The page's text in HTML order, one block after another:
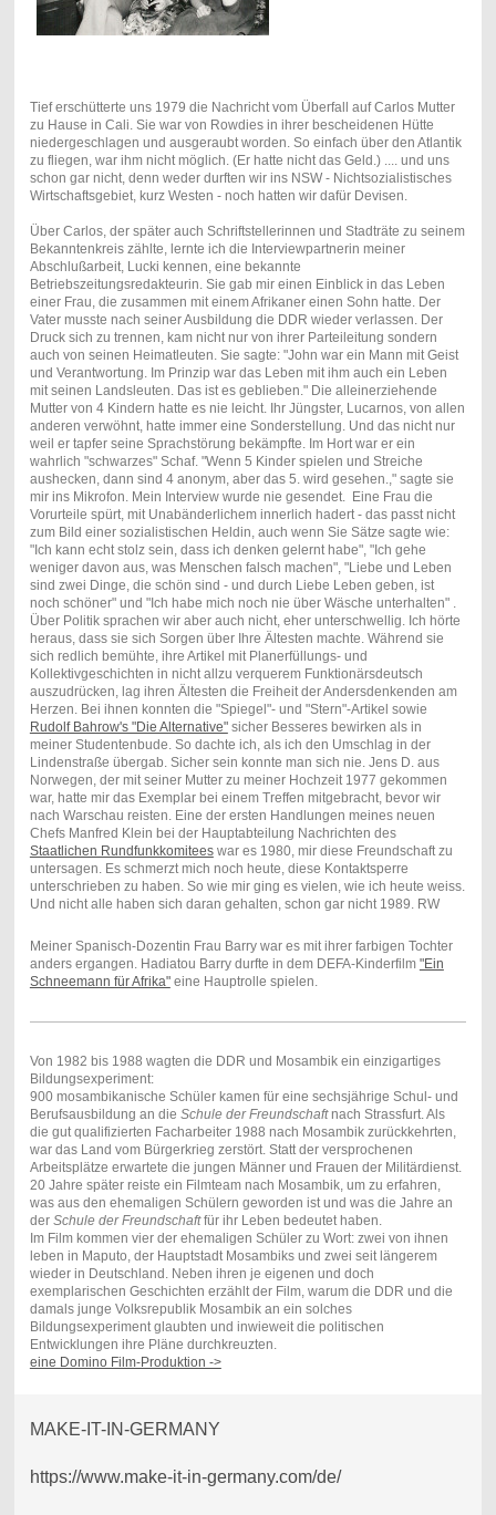
Tief erschütterte uns 1979 die Nachricht vom Überfall auf Carlos Mutter
zu Hause in Cali. Sie war von Rowdies in ihrer bescheidenen Hütte
niedergeschlagen und ausgeraubt worden. So einfach über den Atlantik
zu fliegen, war ihm nicht möglich. (Er hatte nicht das Geld.) .... und uns
schon gar nicht, denn weder durften wir ins NSW - Nichtsozialistisches
Wirtschaftsgebiet, kurz Westen - noch hatten wir dafür Devisen.
Über Carlos, der später auch Schriftstellerinnen und Stadträte zu seinem
Bekanntenkreis zählte, lernte ich die Interviewpartnerin meiner
Abschlußarbeit, Lucki kennen, eine bekannte
Betriebszeitungsredakteurin. Sie gab mir einen Einblick in das Leben
einer Frau, die zusammen mit einem Afrikaner einen Sohn hatte. Der
Vater musste nach seiner Ausbildung die DDR wieder verlassen. Der
Druck sich zu trennen, kam nicht nur von ihrer Parteileitung sondern
auch von seinen Heimatleuten. Sie sagte: "John war ein Mann mit Geist
und Verantwortung. Im Prinzip war das Leben mit ihm auch ein Leben
mit seinen Landsleuten. Das ist es geblieben." Die alleinerziehende
Mutter von 4 Kindern hatte es nie leicht. Ihr Jüngster, Lucarnos, von allen
anderen verwöhnt, hatte immer eine Sonderstellung. Und das nicht nur
weil er tapfer seine Sprachstörung bekämpfte. Im Hort war er ein
wahrlich "schwarzes" Schaf. "Wenn 5 Kinder spielen und Streiche
aushecken, dann sind 4 anonym, aber das 5. wird gesehen.," sagte sie
mir ins Mikrofon. Mein Interview wurde nie gesendet. Eine Frau die
Vorurteile spürt, mit Unabänderlichem innerlich hadert - das passt nicht
zum Bild einer sozialistischen Heldin, auch wenn Sie Sätze sagte wie:
"Ich kann echt stolz sein, dass ich denken gelernt habe", "Ich gehe
weniger davon aus, was Menschen falsch machen", "Liebe und Leben
sind zwei Dinge, die schön sind - und durch Liebe Leben geben, ist
noch schöner" und "Ich habe mich noch nie über Wäsche unterhalten" .
Über Politik sprachen wir aber auch nicht, eher unterschwellig. Ich hörte
heraus, dass sie sich Sorgen über Ihre Ältesten machte. Während sie
sich redlich bemühte, ihre Artikel mit Planerfüllungs- und
Kollektivgeschichten in nicht allzu verquerem Funktionärsdeutsch
auszudrücken, lag ihren Ältesten die Freiheit der Andersdenkenden am
Herzen. Bei ihnen konnten die "Spiegel"- und "Stern"-Artikel sowie
Rudolf Bahrow's "Die Alternative"sicher Besseres bewirken als in
meiner Studentenbude. So dachte ich, als ich den Umschlag in der
Lindenstraße übergab. Sicher sein konnte man sich nie. Jens D. aus
Norwegen, der mit seiner Mutter zu meiner Hochzeit 1977 gekommen
war, hatte mir das Exemplar bei einem Treffen mitgebracht, bevor wir
nach Warschau reisten. Eine der ersten Handlungen meines neuen
Chefs Manfred Klein bei der Hauptabteilung Nachrichten des
Staatlichen Rundfunkkomiteeswar es 1980, mir diese Freundschaft zu
untersagen. Es schmerzt mich noch heute, diese Kontaktsperre
unterschrieben zu haben. So wie mir ging es vielen, wie ich heute weiss.
Und nicht alle haben sich daran gehalten, schon gar nicht 1989. RW
Meiner Spanisch-Dozentin Frau Barry war es mit ihrer farbigen Tochter
anders ergangen. Hadiatou Barry durfte in dem DEFA-Kinderfilm "Ein
Schneemann für Afrika"eine Hauptrolle spielen.
Von 1982 bis 1988 wagten die DDR und Mosambik ein einzigartiges
Bildungsexperiment:
900 mosambikanische Schüler kamen für eine sechsjährige Schul- und
Berufsausbildung an die Schule der Freundschaftnach Strassfurt. Als
die gut qualifizierten Facharbeiter 1988 nach Mosambik zurückkehrten,
war das Land vom Bürgerkrieg zerstört. Statt der versprochenen
Arbeitsplätze erwartete die jungen Männer und Frauen der Militärdienst.
20 Jahre später reiste ein Filmteam nach Mosambik, um zu erfahren,
was aus den ehemaligen Schülern geworden ist und was die Jahre an
der Schule der Freundschaftfür ihr Leben bedeutet haben.
Im Film kommen vier der ehemaligen Schüler zu Wort: zwei von ihnen
leben in Maputo, der Hauptstadt Mosambiks und zwei seit längerem
wieder in Deutschland. Neben ihren je eigenen und doch
exemplarischen Geschichten erzählt der Film, warum die DDR und die
damals junge Volksrepublik Mosambik an ein solches
Bildungsexperiment glaubten und inwieweit die politischen
Entwicklungen ihre Pläne durchkreuzten.
eine Domino Film-Produktion ->
MAKE-IT-IN-GERMANY
https://www.make-it-in-germany.com/de/